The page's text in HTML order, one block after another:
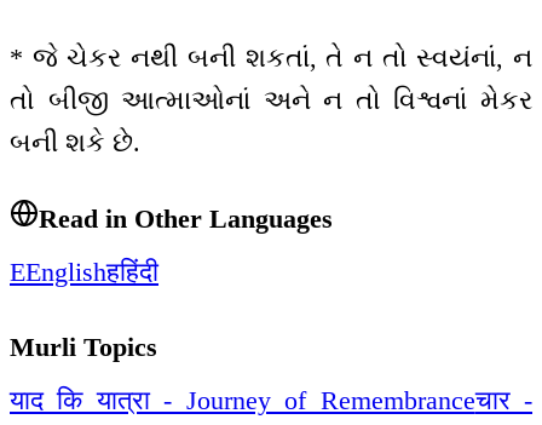
* જે ચેકર નથી બની શકતાં, તે ન તો સ્વયંનાં, ન
તો બીજી આત્માઓનાં અને ન તો વિશ્વનાં મેકર
બની શકે છે.
Read in Other Languages
EEnglishहहिंदी
Murli Topics
याद कि यात्रा - Journey of Remembranceचार -